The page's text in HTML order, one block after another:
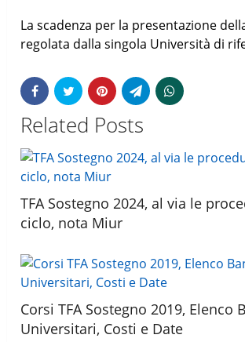
La scadenza per la presentazione
regolata dalla singola Università di
Related Posts
TFA Sostegno 2024, al via le
ciclo, nota Miur
Corsi TFA Sostegno 2019, Elenco
Universitari, Costi e Date